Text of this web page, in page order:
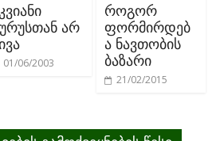
არ
01/06/2003
როგორ
ფორმირდებ
ა ნავთობის
ბაზარი
21/02/2015